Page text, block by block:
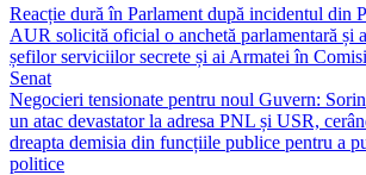
Navigare
în
articole
Reacție dură în Parlament după incidentul din
AUR solicită oficial o anchetă parlamentară și
șefilor serviciilor secrete și ai Armatei în
Senat
Negocieri tensionate pentru noul Guvern:
un atac devastator la adresa PNL și USR,
dreapta demisia din funcțiile publice pentru a
politice